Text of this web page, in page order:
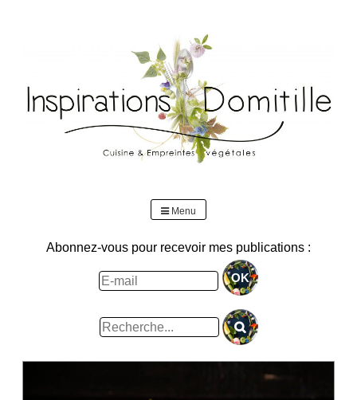
Skip
to
content
Menu
Abonnez-vous pour recevoir mes publications :
Rechercher
: